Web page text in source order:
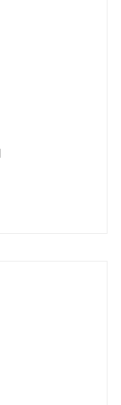
era: 14,25€.